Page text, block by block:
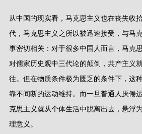
从中国的现实看，马克思主义也在丧失收
代，马克思主义之所以被迅速接受，与马
事密切相关：对于很多中国人而言，马克
对儒家历史观中三代论的颠倒，共产主义
往。但在物质条件极为匮乏的条件下，这
靠不间断的运动维持。而一旦普通人厌倦
克思主义就从个体生活中脱离出去，悬浮
理意义。